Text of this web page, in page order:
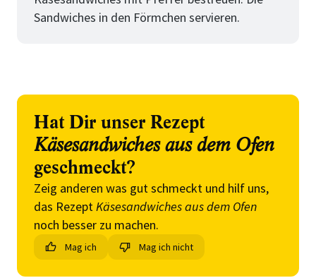
Sandwiches in den Förmchen servieren.
Hat Dir unser Rezept
Käsesandwiches aus dem Ofen
geschmeckt?
Zeig anderen was gut schmeckt und hilf uns,
das RezeptKäsesandwiches aus dem Ofen
noch besser zu machen.
Mag ich Mag ich nicht